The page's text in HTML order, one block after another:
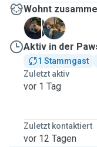
Wohnt
B
E
Aktiv in der
1 Stammgast
Zuletzt aktiv
vor 1 Tag
Zuletzt kontaktiert
vor 12 Tagen